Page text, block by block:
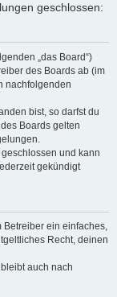
geschlossen:
„das Board“)
des Boards ab (im
nachfolgenden
bist, so darfst du
Boards gelten
und kann
gekündigt
Betreiber ein einfaches,
Recht, deinen
auch nach